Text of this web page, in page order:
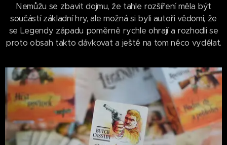
Nemůžu se zbavit dojmu, že tahle rozšíření měla být
součástí základní hry, ale možná si byli autoři vědomi, že
se Legendy západu poměrně rychle ohrají a rozhodli se
proto obsah takto dávkovat a ještě na tom něco vydělat.